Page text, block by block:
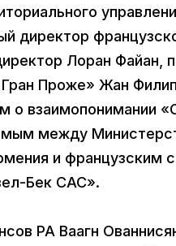
директор
Лоран Файан,
Проже» Жан
о взаимопонимании
между
и французским
Бек САС».
РА Ваагн